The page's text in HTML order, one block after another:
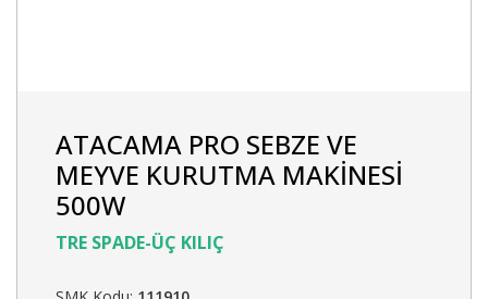
ATACAMA PRO SEBZE VE
MEYVE KURUTMA MAKİNESİ
500W
TRE SPADE-ÜÇ KILIÇ